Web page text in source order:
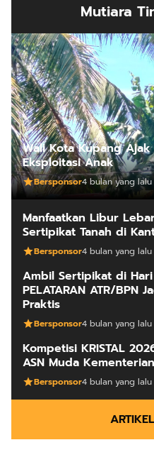
Mutiara
Wali Kota Kupang
Eksploitasi Anak
Bersponsor4 bulan yang lalu
Manfaatkan Libur
Sertipikat Tanah di
Bersponsor4 bulan yang lalu
Ambil Sertipikat di
PELATARAN ATR/BPN
Praktis
Bersponsor4 bulan yang lalu
Kompetisi KRISTAL
ASN Muda
Bersponsor4 bulan yang lalu